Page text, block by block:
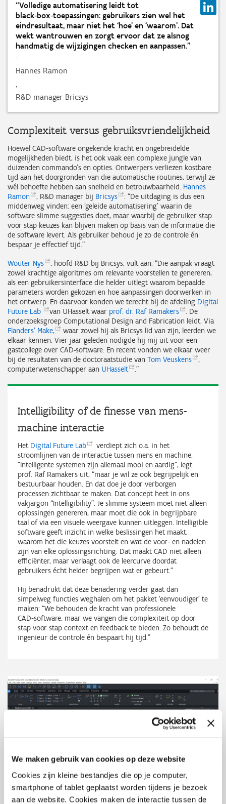
We maken gebruik van cookies op deze website
Cookies zijn kleine bestandjes die op je computer,
smartphone of tablet geplaatst worden tijdens je bezoek
aan de website. Cookies maken de interactie tussen de
“Volledige automatisering leidt tot
black‑box‑toepassingen: gebruikers zien wel het
eindresultaat, maar niet het ‘hoe’ en ‘waarom’. Dat
wekt wantrouwen en zorgt ervoor dat ze alsnog
handmatig de wijzigingen checken en aanpassen.”
-
Hannes Ramon
,
R&D manager Bricsys
Complexiteit versus gebruiksvriendelijkheid
Hoewel CAD‑software ongekende kracht en ongebreidelde
mogelijkheden biedt, is het ook vaak een complexe jungle van
duizenden commando’s en opties. Ontwerpers verliezen kostbare
tijd aan het doorgronden van die automatische routines, terwijl ze
wél behoefte hebben aan snelheid en betrouwbaarheid. Hannes
Ramon
, R&D manager bij Bricsys
: “De uitdaging is dus een
middenweg vinden: een ‘geleide automatisering’ waarin de
software slimme suggesties doet, maar waarbij de gebruiker stap
voor stap keuzes kan blijven maken op basis van de informatie die
de software levert. Als gebruiker behoud je zo de controle én
bespaar je effectief tijd.”
Wouter Nys
, hoofd R&D bij Bricsys, vult aan: “Die aanpak vraagt
zowel krachtige algoritmes om relevante voorstellen te genereren,
als een gebruikersinterface die helder uitlegt waarom bepaalde
parameters worden gekozen en hoe aanpassingen doorwerken in
het ontwerp. En daarvoor konden we terecht bij de afdeling Digital
Future Lab van UHasselt waar prof. dr. Raf Ramakers
. De
onderzoeksgroep Computational Design and Fabrication leidt. Via
Flanders’ Make,
waar zowel hij als Bricsys lid van zijn, leerden we
elkaar kennen. Vier jaar geleden nodigde hij mij uit voor een
gastcollege over CAD-software. En recent vonden we elkaar weer
bij de resultaten van de doctoraatstudie van Tom Veuskens
,
computerwetenschapper aan UHasselt .”
Intelligibility of de finesse van mens-
machine interactie
Het Digital Future Lab
verdiept zich o.a. in het
stroomlijnen van de interactie tussen mens en machine.
“Intelligente systemen zijn allemaal mooi en aardig”, legt
prof. Raf Ramakers uit, “maar je wil ze ook begrijpelijk en
bestuurbaar houden. En dat doe je door verborgen
processen zichtbaar te maken. Dat concept heet in ons
vakjargon “Intelligibility”. Je slimme systeem moet niet alleen
oplossingen genereren, maar moet die ook in begrijpbare
taal of via een visuele weergave kunnen uitleggen. Intelligible
software geeft inzicht in welke beslissingen het maakt,
waarom het die keuzes voorstelt en wat de voor‑ en nadelen
zijn van elke oplossingsrichting. Dat maakt CAD niet alleen
efficiënter, maar verlaagt ook de leercurve doordat
gebruikers écht helder begrijpen wat er gebeurt.”
Hij benadrukt dat deze benadering verder gaat dan
simpelweg functies weghalen om het pakket ‘eenvoudiger’ te
maken: “We behouden de kracht van professionele
CAD‑software, maar we vangen die complexiteit op door
stap voor stap context en feedback te bieden. Zo behoudt de
ingenieur de controle én bespaart hij tijd.”